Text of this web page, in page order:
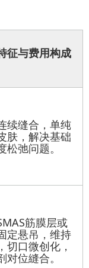
征与费用构成
续缝合，单纯
肤，解决基础
松弛问题。
筋膜层或
定悬吊，维持
切口微创化，
对位縫合。